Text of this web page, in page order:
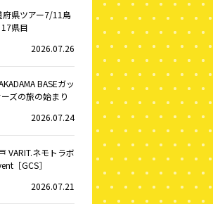
府県ツアー7/11鳥
県目
2026.07.26
BASEガッ
ズの旅の始まり
2026.07.24
VARIT.ネモトラボ
［GCS］
2026.07.21